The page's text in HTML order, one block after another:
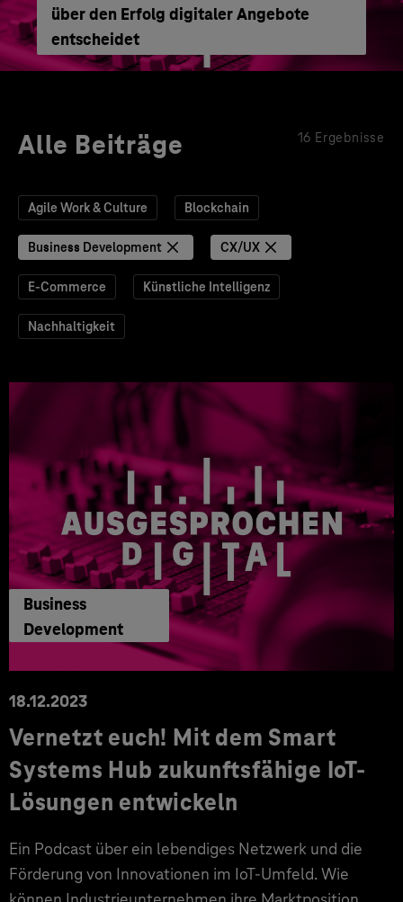
über den Erfolg digitaler Angebote
entscheidet
Alle Beiträge 16 Ergebnisse
Agile Work & Culture Blockchain
Business Development CX/UX
E-Commerce Künstliche Intelligenz
Nachhaltigkeit
Business
Development
18.12.2023
Vernetzt euch! Mit dem Smart
Systems Hub zukunftsfähige IoT-
Lösungen entwickeln
Ein Podcast über ein lebendiges Netzwerk und die
Förderung von Innovationen im IoT-Umfeld. Wie